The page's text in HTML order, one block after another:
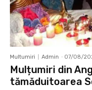
Multumiri Admin - 07/08/
Mulțumiri din
tămăduitoarea